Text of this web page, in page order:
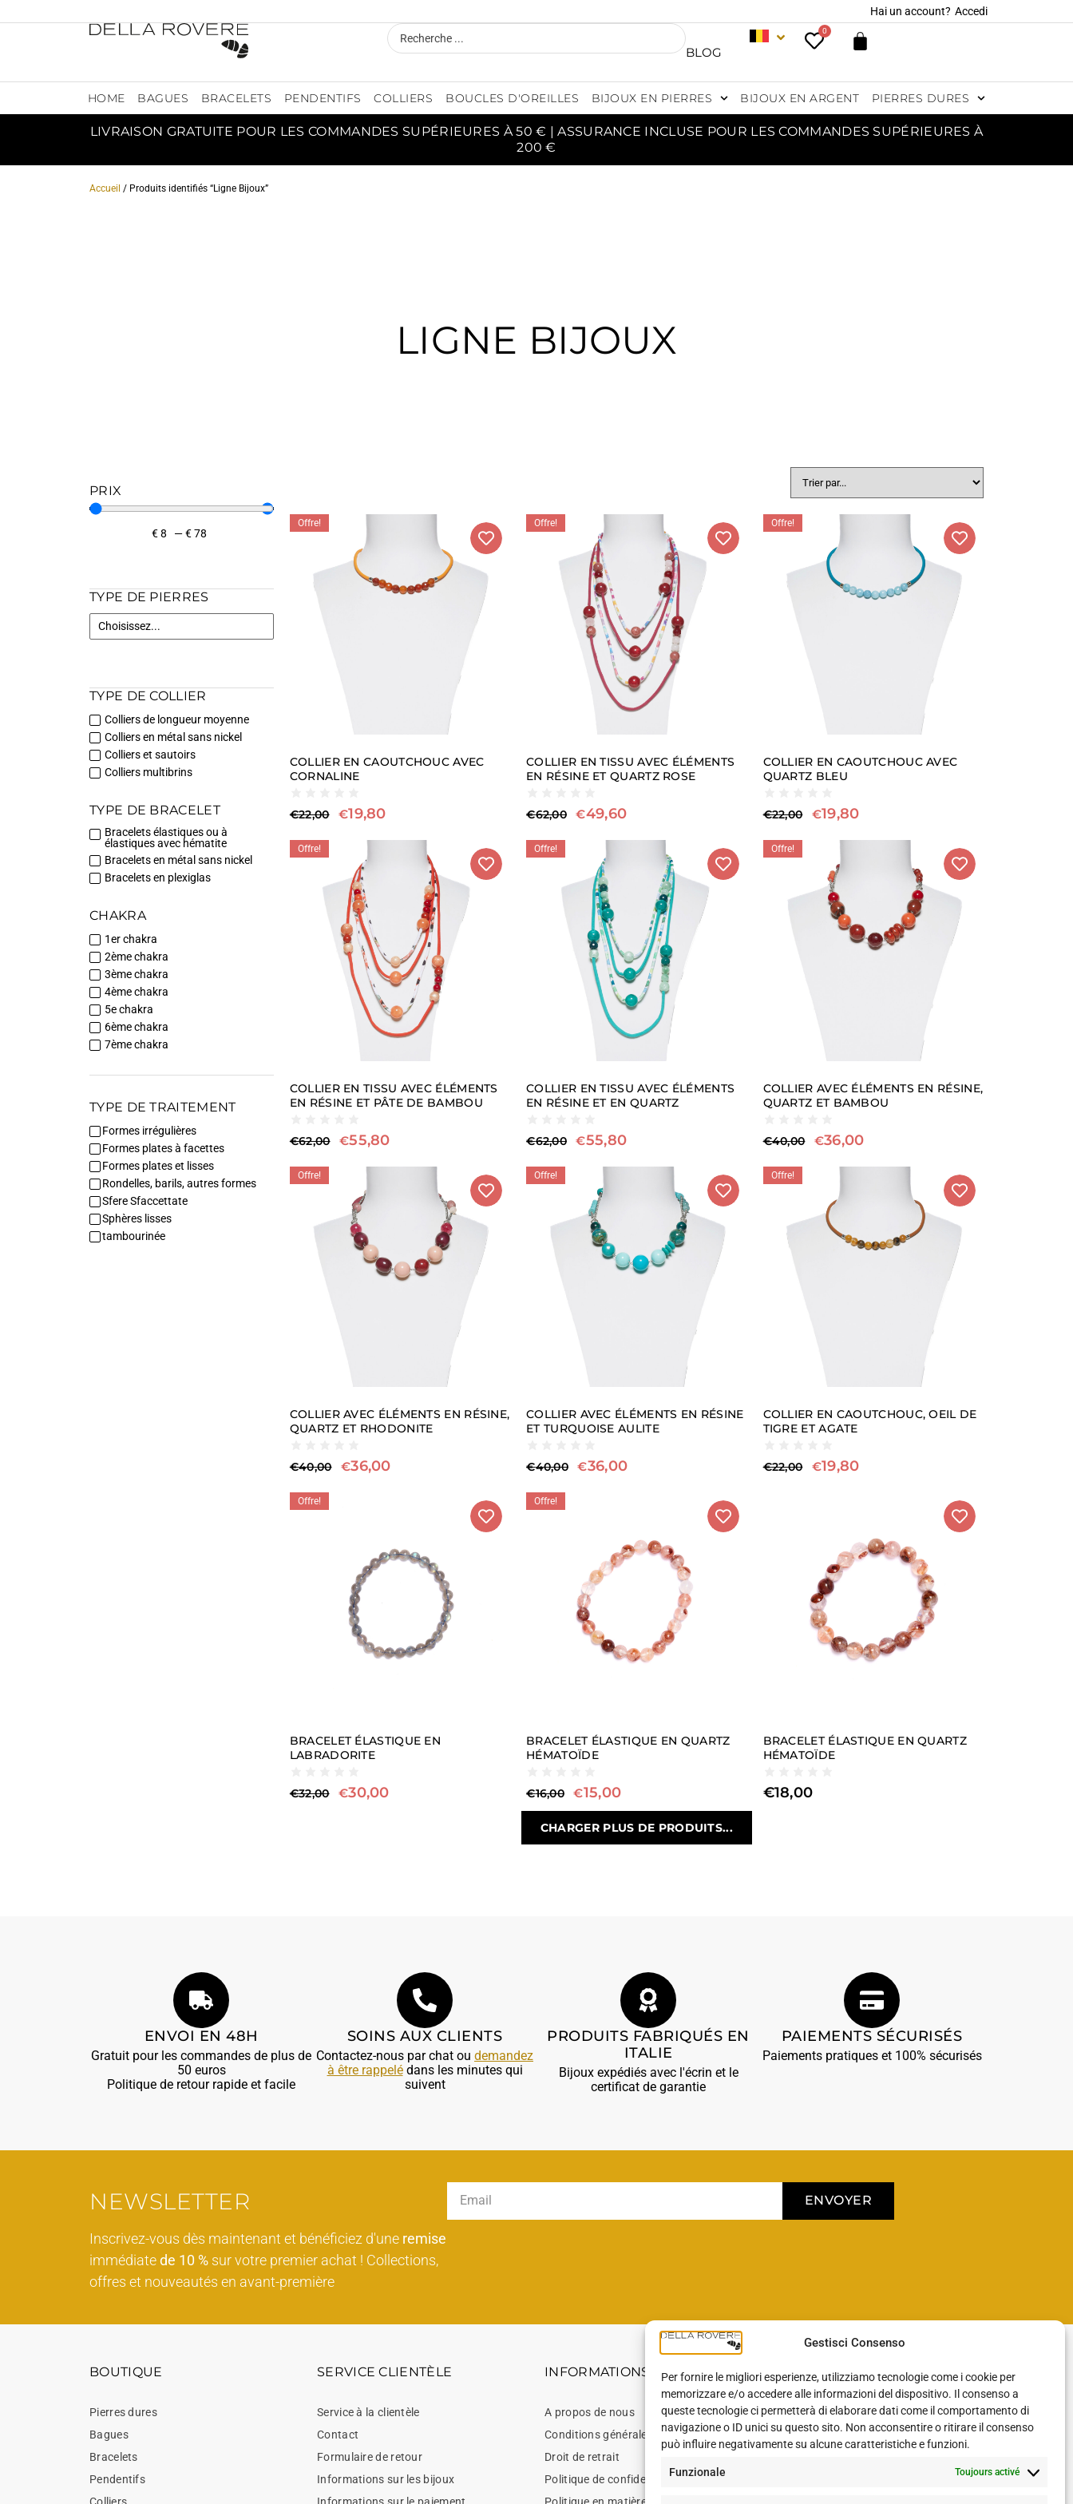
Gestisci Consenso
Per fornire le migliori esperienze, utilizziamo tecnologie come i cookie per
memorizzare e/o accedere alle informazioni del dispositivo. Il consenso a
queste tecnologie ci permetterà di elaborare dati come il comportamento di
navigazione o ID unici su questo sito. Non acconsentire o ritirare il consenso
può influire negativamente su alcune caratteristiche e funzioni.
Funzionale Toujours activé
Hai un account? Accedi
BLOG
0
HOME BAGUES BRACELETS PENDENTIFS COLLIERS BOUCLES D'OREILLES BIJOUX EN PIERRES BIJOUX EN ARGENT PIERRES DURES
LIVRAISON GRATUITE POUR LES COMMANDES SUPÉRIEURES À 50 € | ASSURANCE INCLUSE POUR LES COMMANDES SUPÉRIEURES À
200 €
Accueil / Produits identifiés “Ligne Bijoux”
LIGNE BIJOUX
PRIX
€8 —€78
TYPE DE PIERRES
TYPE DE COLLIER
Colliers de longueur moyenne
Colliers en métal sans nickel
Colliers et sautoirs
Colliers multibrins
TYPE DE BRACELET
Bracelets élastiques ou à
élastiques avec hématite
Bracelets en métal sans nickel
Bracelets en plexiglas
CHAKRA
1er chakra
2ème chakra
3ème chakra
4ème chakra
5e chakra
6ème chakra
7ème chakra
TYPE DE TRAITEMENT
Formes irrégulières
Formes plates à facettes
Formes plates et lisses
Rondelles, barils, autres formes
Sfere Sfaccettate
Sphères lisses
tambourinée
Offre!
COLLIER EN CAOUTCHOUC AVEC
CORNALINE
€22,00 €19,80
Offre!
COLLIER EN TISSU AVEC ÉLÉMENTS
EN RÉSINE ET QUARTZ ROSE
€62,00 €49,60
Offre!
COLLIER EN CAOUTCHOUC AVEC
QUARTZ BLEU
€22,00 €19,80
Offre!
COLLIER EN TISSU AVEC ÉLÉMENTS
EN RÉSINE ET PÂTE DE BAMBOU
€62,00 €55,80
Offre!
COLLIER EN TISSU AVEC ÉLÉMENTS
EN RÉSINE ET EN QUARTZ
€62,00 €55,80
Offre!
COLLIER AVEC ÉLÉMENTS EN RÉSINE,
QUARTZ ET BAMBOU
€40,00 €36,00
Offre!
COLLIER AVEC ÉLÉMENTS EN RÉSINE,
QUARTZ ET RHODONITE
€40,00 €36,00
Offre!
COLLIER AVEC ÉLÉMENTS EN RÉSINE
ET TURQUOISE AULITE
€40,00 €36,00
Offre!
COLLIER EN CAOUTCHOUC, OEIL DE
TIGRE ET AGATE
€22,00 €19,80
Offre!
BRACELET ÉLASTIQUE EN
LABRADORITE
€32,00 €30,00
Offre!
BRACELET ÉLASTIQUE EN QUARTZ
HÉMATOÏDE
€16,00 €15,00
BRACELET ÉLASTIQUE EN QUARTZ
HÉMATOÏDE
€18,00
CHARGER PLUS DE PRODUITS...
ENVOI EN 48H
Gratuit pour les commandes de plus de
50 euros
Politique de retour rapide et facile
SOINS AUX CLIENTS
Contactez-nous par chat ou demandez
à être rappelédans les minutes qui
suivent
PRODUITS FABRIQUÉS EN
ITALIE
Bijoux expédiés avec l'écrin et le
certificat de garantie
PAIEMENTS SÉCURISÉS
Paiements pratiques et 100% sécurisés
NEWSLETTER
Inscrivez-vous dès maintenant et bénéficiez d'une remise
immédiatede 10 % sur votre premier achat ! Collections,
offres et nouveautés en avant-première
ENVOYER
BOUTIQUE
Pierres dures
Bagues
Bracelets
Pendentifs
Colliers
SERVICE CLIENTÈLE
Service à la clientèle
Contact
Formulaire de retour
Informations sur les bijoux
Informations sur le paiement
INFORMATIONS
A propos de nous
Conditions générales de vente
Droit de retrait
Politique de confidentialité
Politique en matière de cookies
BLOG
Blog